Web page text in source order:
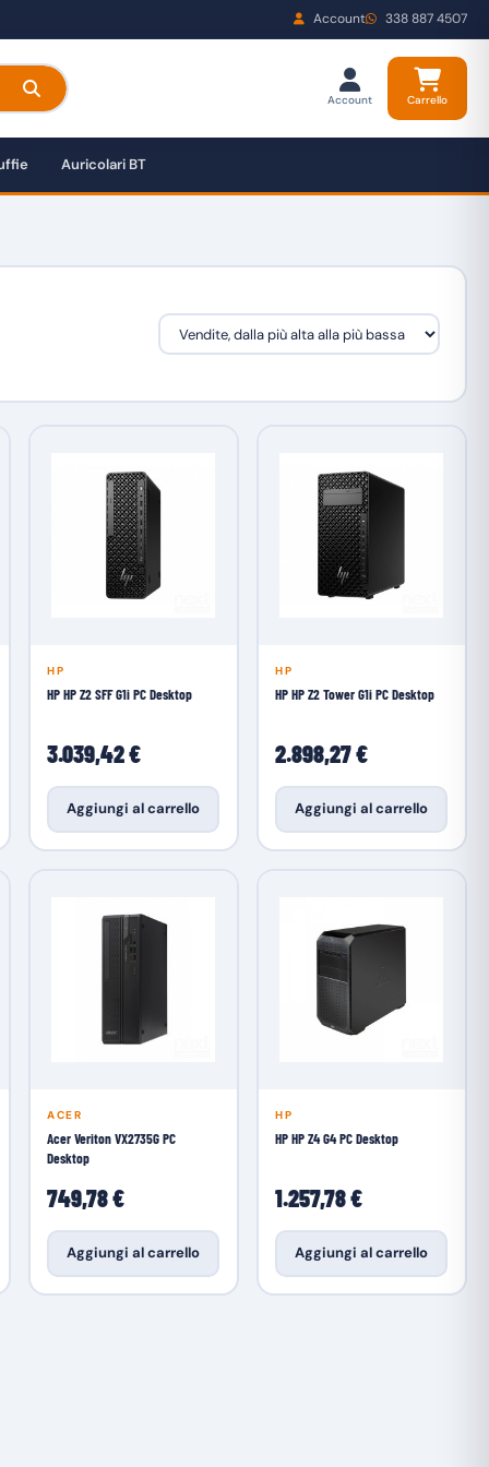
Account 338 887 4507
Account Carrello
Auricolari BT
HP
HP HP Z2 SFF G1i PC Desktop
3.039,42 €
Aggiungi al carrello
HP
HP HP Z2 Tower G1i PC Desktop
2.898,27 €
Aggiungi al carrello
ACER
Acer Veriton VX2735G PC
Desktop
749,78 €
Aggiungi al carrello
HP
HP HP Z4 G4 PC Desktop
1.257,78 €
Aggiungi al carrello